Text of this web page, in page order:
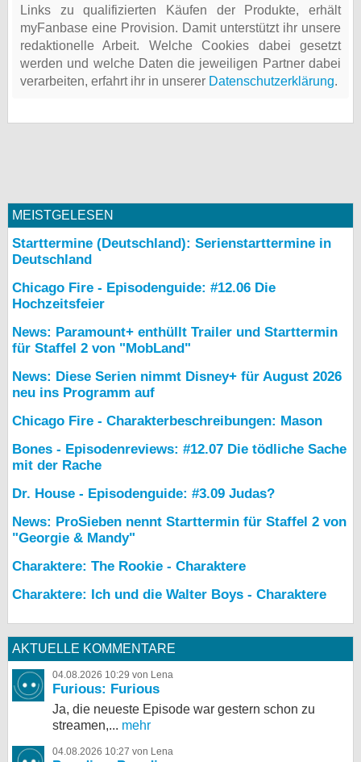
Links zu qualifizierten Käufen der Produkte, erhält
myFanbase eine Provision. Damit unterstützt ihr unsere
redaktionelle Arbeit. Welche Cookies dabei gesetzt
werden und welche Daten die jeweiligen Partner dabei
verarbeiten, erfahrt ihr in unserer Datenschutzerklärung.
MEISTGELESEN
Starttermine (Deutschland): Serienstarttermine in
Deutschland
Chicago Fire - Episodenguide: #12.06 Die
Hochzeitsfeier
News: Paramount+ enthüllt Trailer und Starttermin
für Staffel 2 von "MobLand"
News: Diese Serien nimmt Disney+ für August 2026
neu ins Programm auf
Chicago Fire - Charakterbeschreibungen: Mason
Bones - Episodenreviews: #12.07 Die tödliche Sache
mit der Rache
Dr. House - Episodenguide: #3.09 Judas?
News: ProSieben nennt Starttermin für Staffel 2 von
"Georgie & Mandy"
Charaktere: The Rookie - Charaktere
Charaktere: Ich und die Walter Boys - Charaktere
AKTUELLE KOMMENTARE
04.08.2026 10:29 von Lena
Furious: Furious
Ja, die neueste Episode war gestern schon zu
streamen,... mehr
04.08.2026 10:27 von Lena